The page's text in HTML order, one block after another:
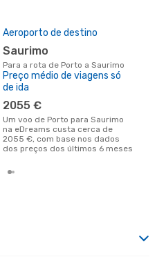
Aeroporto de destino
Saurimo
Para a rota de Porto a Saurimo
Preço médio de viagens só
de ida
2055 €
Um voo de Porto para Saurimo
na eDreams custa cerca de
2055 €, com base nos dados
dos preços dos últimos 6 meses